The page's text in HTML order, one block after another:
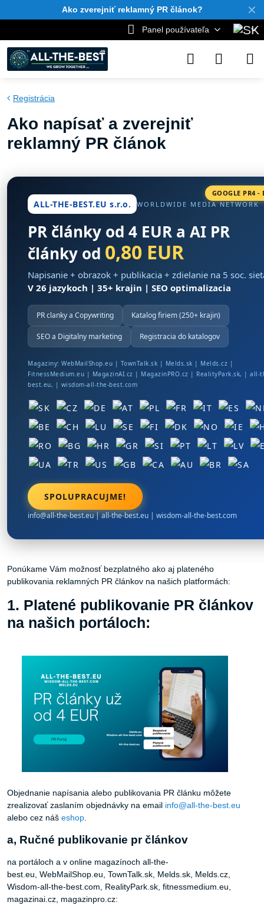
✕
Ako zverejniť reklamný PR článok?
Panel používateľa
Registrácia
Ako napísať a zverejniť
reklamný PR článok
GOOGLE PR4 -
ALL-THE-BEST.EU s.r.o. WORLDWIDE MEDIA NETWORK
PR články od 4 EUR a AI PR
články od 0,80 EUR
Napisanie + obrazok + publikacia + zdielanie na 5 soc.
V 26 jazykoch | 35+ krajin | SEO optimalizacia
PR clanky a Copywriting Katalog firiem (250+ krajin)
SEO a Digitalny marketing Registracia do katalogov
Magaziny: WebMailShop.eu | TownTalk.sk | Melds.sk | Melds.cz |
FitnessMedium.eu | MagazinAI.cz | MagazinPRO.cz | RealityPark.sk, | all-
best.eu, | wisdom-all-the-best.com
SPOLUPRACUJME!
info@all-the-best.eu|all-the-best.eu | wisdom-all-the-best.com
Ponúkame Vám možnosť bezplatného ako aj plateného
publikovania reklamných PR článkov na našich platformách:
1. Platené publikovanie PR článkov
na našich portáloch:
Objednanie napísania alebo publikovania PR článku môžete
zrealizovať zaslaním objednávky na email info@all-the-best.eu
alebo cez náš eshop
a, Ručné publikovanie pr článkov
na portáloch a v online magazínoch all-the-
best.eu, WebMailShop.eu, TownTalk.sk, Melds.sk, Melds.cz,
Wisdom-all-the-best.com, RealityPark.sk, fitnessmedium.eu,
magazinai.cz, magazinpro.cz: